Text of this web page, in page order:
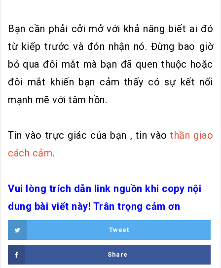
Bạn cần phải cởi mở với khả năng biết ai đó
từ kiếp trước và đón nhận nó. Đừng bao giờ
bỏ qua đôi mắt mà bạn đã quen thuộc hoặc
đôi mắt khiến bạn cảm thấy có sự kết nối
mạnh mẽ với tâm hồn.
Tin vào trực giác của bạn , tin vàothần giao
cách cảm.
Vui lòng trích dẫn link nguồn khi copy nội
dung bài viết này! Trân trọng cảm ơn
Tweet
Share